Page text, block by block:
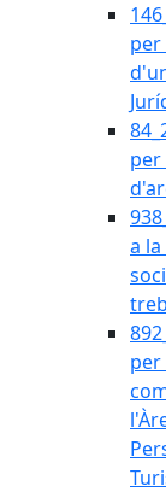
per
per
a
per